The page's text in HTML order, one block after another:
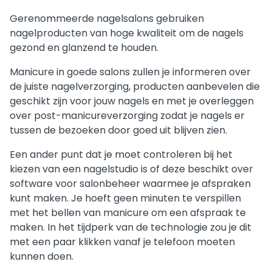
Gerenommeerde nagelsalons gebruiken
nagelproducten van hoge kwaliteit om de nagels
gezond en glanzend te houden.
Manicure in goede salons zullen je informeren over
de juiste nagelverzorging, producten aanbevelen die
geschikt zijn voor jouw nagels en met je overleggen
over post-manicureverzorging zodat je nagels er
tussen de bezoeken door goed uit blijven zien.
Een ander punt dat je moet controleren bij het
kiezen van een nagelstudio is of deze beschikt over
software voor salonbeheer waarmee je afspraken
kunt maken. Je hoeft geen minuten te verspillen
met het bellen van manicure om een afspraak te
maken. In het tijdperk van de technologie zou je dit
met een paar klikken vanaf je telefoon moeten
kunnen doen.